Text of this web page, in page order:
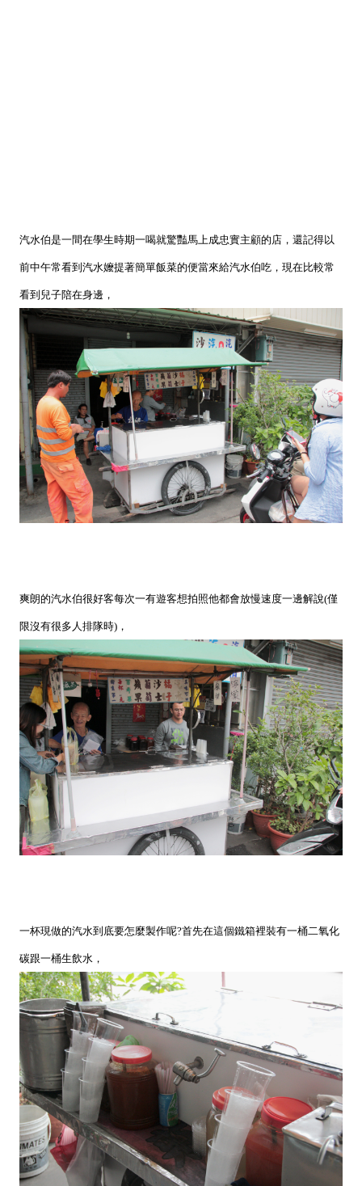
汽水伯是一間在學生時期一喝就驚豔馬上成忠實主顧的店，還記得以
前中午常看到汽水嬤提著簡單飯菜的便當來給汽水伯吃，現在比較常
看到兒子陪在身邊，
爽朗的汽水伯很好客每次一有遊客想拍照他都會放慢速度一邊解說(僅
限沒有很多人排隊時)，
一杯現做的汽水到底要怎麼製作呢?首先在這個鐵箱裡裝有一桶二氧化
碳跟一桶生飲水，